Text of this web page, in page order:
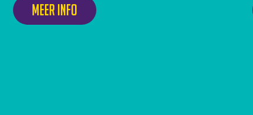
Meer info